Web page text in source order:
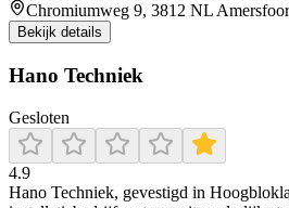
Chromiumweg 9, 3812 NL
Bekijk details
Hano Techniek
Gesloten
4.9
Hano Techniek, gevestigd in